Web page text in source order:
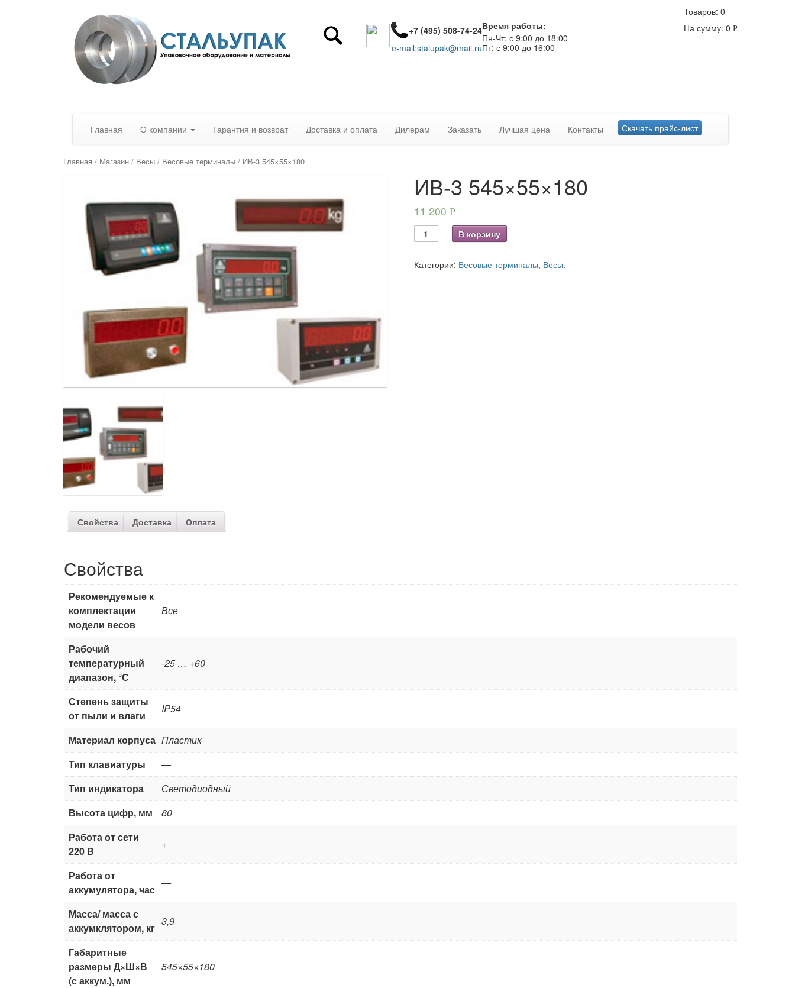
+7 (495) 508-74-24
e-mail:stalupak@mail.ru
Время работы:
Пн-Чт: с 9:00 до 18:00
Пт: с 9:00 до 16:00
Товаров: 0
На сумму: 0 Р
Главная О компании Гарантия и возврат Доставка и оплата Дилерам Заказать Лучшая цена Контакты Скачать прайс-лист
Главная / Магазин / Весы / Весовые терминалы / ИВ-3 545×55×180
ИВ-3 545×55×180
11 200 Р
В корзину
Категории: Весовые терминалы, Весы.
Свойства Доставка Оплата
Свойства
Рекомендуемые к
комплектации
модели весов
Все
Рабочий
температурный
диапазон, °С
-25 … +60
Степень защиты
от пыли и влаги
IP54
Материал корпуса Пластик
Тип клавиатуры
—
Тип индикатора
Светодиодный
Высота цифр, мм
80
Работа от сети
220 В
+
Работа от
аккумулятора, час
—
Масса/ масса с
аккумклятором, кг
3,9
Габаритные
размеры Д×Ш×В
(с аккум.), мм
545×55×180